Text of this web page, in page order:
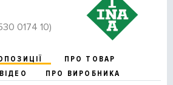
0174 10)
ПРО ТОВАР
ПРО ВИРОБНИКА